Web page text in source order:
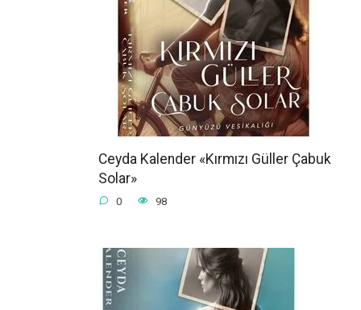
Ceyda Kalender «Kırmızı Güller Çabuk
Solar»
0 98